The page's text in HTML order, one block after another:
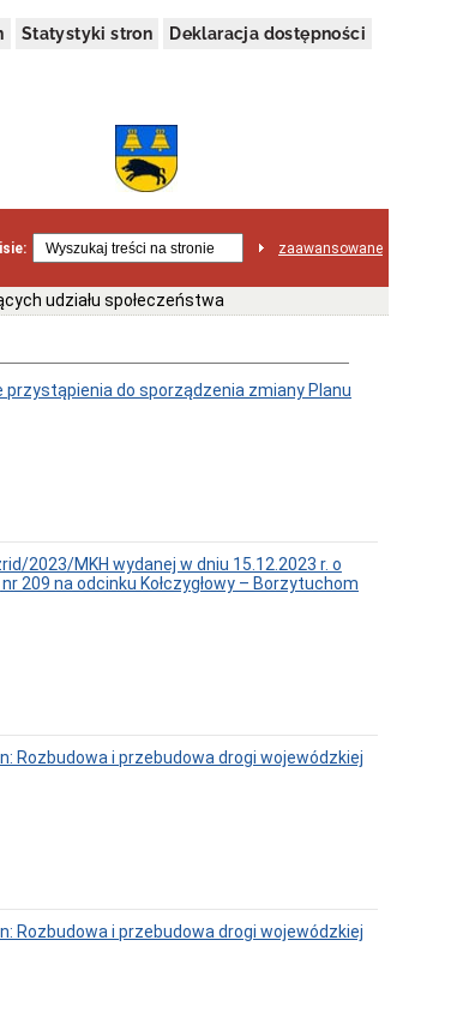
Statystyki stron Deklaracja dostępności
zaawansowane
udziału społeczeństwa
do sporządzenia zmiany Planu
2023/MKH wydanej w dniu 15.12.2023 r. o
209 na odcinku Kołczygłowy – Borzytuchom
Rozbudowa i przebudowa drogi wojewódzkiej
Rozbudowa i przebudowa drogi wojewódzkiej